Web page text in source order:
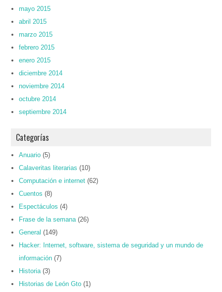
mayo 2015
abril 2015
marzo 2015
febrero 2015
enero 2015
diciembre 2014
noviembre 2014
octubre 2014
septiembre 2014
Categorías
Anuario (5)
Calaveritas literarias (10)
Computación e internet (62)
Cuentos (8)
Espectáculos (4)
Frase de la semana (26)
General (149)
Hacker: Internet, software, sistema de seguridad y un mundo de
información (7)
Historia (3)
Historias de León Gto (1)